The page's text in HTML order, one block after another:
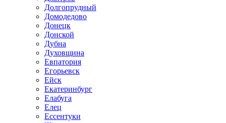
Долгопрудный
Домодедово
Донецк
Донской
Дубна
Духовщина
Евпатория
Егорьевск
Ейск
Екатеринбург
Елабуга
Елец
Ессентуки